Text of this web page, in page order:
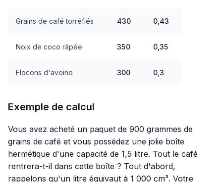
Grains de café torréfiés 430 0,43
Noix de coco râpée 350 0,35
Flocons d'avoine 300 0,3
Exemple de calcul
Vous avez acheté un paquet de 900 grammes de
grains de café et vous possédez une jolie boîte
hermétique d'une capacité de 1,5 litre. Tout le café
rentrera-t-il dans cette boîte ? Tout d'abord,
rappelons qu'un litre équivaut à 1 000 cm³. Votre